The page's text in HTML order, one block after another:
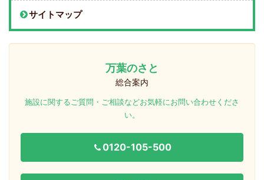
サイトマップ
万葉のさと
総合案内
施設に関するご質問・ご相談などお気軽にお問い合わせくださ
い。
0120-105-500